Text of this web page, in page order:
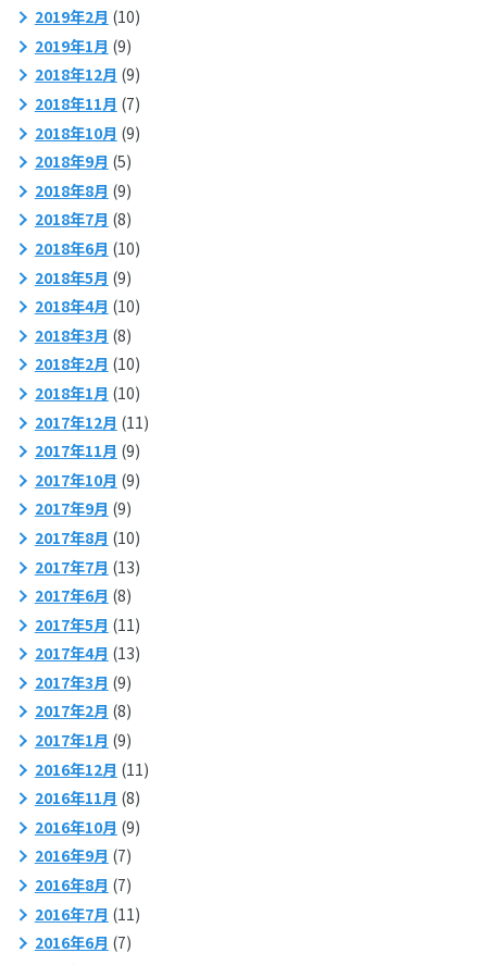
2019年2月 (10)
2019年1月 (9)
2018年12月 (9)
2018年11月 (7)
2018年10月 (9)
2018年9月 (5)
2018年8月 (9)
2018年7月 (8)
2018年6月 (10)
2018年5月 (9)
2018年4月 (10)
2018年3月 (8)
2018年2月 (10)
2018年1月 (10)
2017年12月 (11)
2017年11月 (9)
2017年10月 (9)
2017年9月 (9)
2017年8月 (10)
2017年7月 (13)
2017年6月 (8)
2017年5月 (11)
2017年4月 (13)
2017年3月 (9)
2017年2月 (8)
2017年1月 (9)
2016年12月 (11)
2016年11月 (8)
2016年10月 (9)
2016年9月 (7)
2016年8月 (7)
2016年7月 (11)
2016年6月 (7)